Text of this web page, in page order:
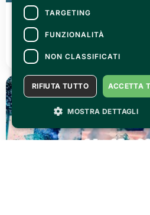
FRIDAY 03 JULY 2026
Canelli città del Vino 2026
READ ALL
TARGETING
FUNZIONALITÀ
NON CLASSIFICATI
ACCETTA
RIFIUTA TUTTO
MOSTRA DETTAGLI